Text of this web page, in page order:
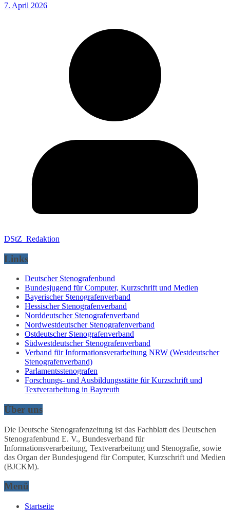
7. April 2026
DStZ_Redaktion
Links
Deutscher Stenografenbund
Bundesjugend für Computer, Kurzschrift und Medien
Bayerischer Stenografenverband
Hessischer Stenografenverband
Norddeutscher Stenografenverband
Nordwestdeutscher Stenografenverband
Ostdeutscher Stenografenverband
Südwestdeutscher Stenografenverband
Verband für Informationsverarbeitung NRW (Westdeutscher
Stenografenverband)
Parlamentsstenografen
Forschungs- und Ausbildungsstätte für Kurzschrift und
Textverarbeitung in Bayreuth
Über uns
Die Deutsche Stenografenzeitung ist das Fachblatt des Deutschen
Stenografenbund E. V., Bundesverband für
Informationsverarbeitung, Textverarbeitung und Stenografie, sowie
das Organ der Bundesjugend für Computer, Kurzschrift und Medien
(BJCKM).
Menü
Startseite